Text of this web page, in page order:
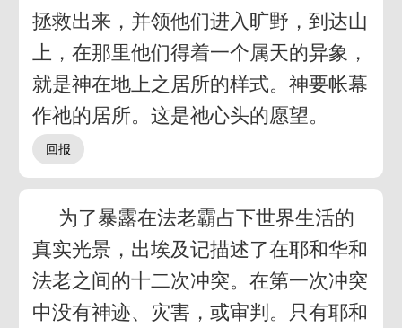
拯救出来，并领他们进入旷野，到达山
上，在那里他们得着一个属天的异象，
就是神在地上之居所的样式。神要帐幕
作祂的居所。这是祂心头的愿望。
为了暴露在法老霸占下世界生活的
真实光景，出埃及记描述了在耶和华和
法老之间的十二次冲突。在第一次冲突
中没有神迹、灾害，或审判。只有耶和